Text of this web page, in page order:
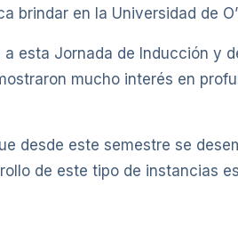
brindar en la Universidad de
esta Jornada de Inducción y
mucho interés en
desde este semestre se
de este tipo de instancias